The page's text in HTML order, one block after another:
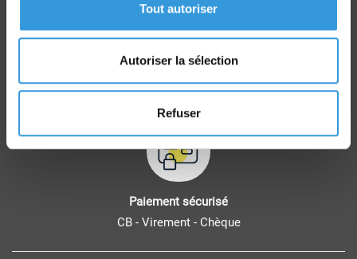
Tout autoriser
Autoriser la sélection
Refuser
Retrait commande
sur Vernon et Paris
Paiement sécurisé
CB - Virement - Chèque